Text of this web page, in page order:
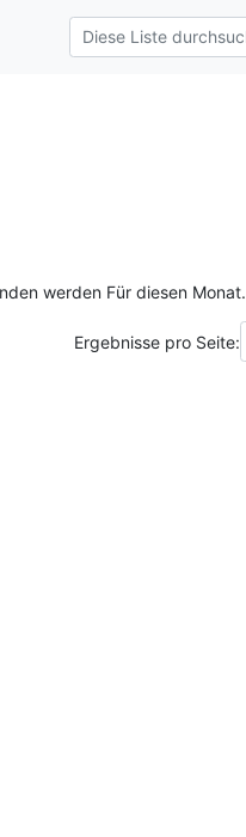
werden Für diesen Monat.
Ergebnisse pro Seite: